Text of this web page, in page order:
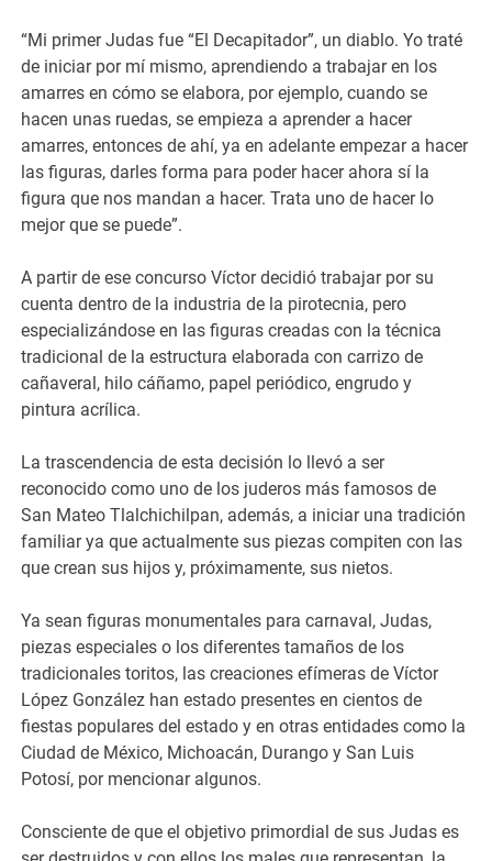
“Mi primer Judas fue “El Decapitador”, un diablo. Yo traté
de iniciar por mí mismo, aprendiendo a trabajar en los
amarres en cómo se elabora, por ejemplo, cuando se
hacen unas ruedas, se empieza a aprender a hacer
amarres, entonces de ahí, ya en adelante empezar a hacer
las figuras, darles forma para poder hacer ahora sí la
figura que nos mandan a hacer. Trata uno de hacer lo
mejor que se puede”.
A partir de ese concurso Víctor decidió trabajar por su
cuenta dentro de la industria de la pirotecnia, pero
especializándose en las figuras creadas con la técnica
tradicional de la estructura elaborada con carrizo de
cañaveral, hilo cáñamo, papel periódico, engrudo y
pintura acrílica.
La trascendencia de esta decisión lo llevó a ser
reconocido como uno de los juderos más famosos de
San Mateo Tlalchichilpan, además, a iniciar una tradición
familiar ya que actualmente sus piezas compiten con las
que crean sus hijos y, próximamente, sus nietos.
Ya sean figuras monumentales para carnaval, Judas,
piezas especiales o los diferentes tamaños de los
tradicionales toritos, las creaciones efímeras de Víctor
López González han estado presentes en cientos de
fiestas populares del estado y en otras entidades como la
Ciudad de México, Michoacán, Durango y San Luis
Potosí, por mencionar algunos.
Consciente de que el objetivo primordial de sus Judas es